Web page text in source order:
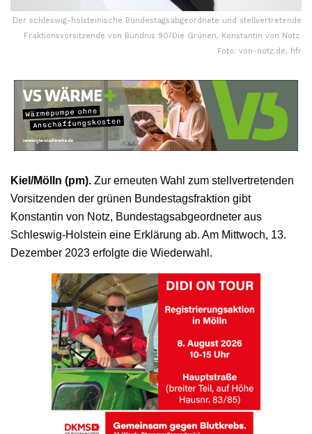
Der schleswig-holsteinische Bundestagsabgeordnete und stellvertretende
Fraktionsvorsitzende von Bündnis 90/Die Grünen, Konstantin von Notz.
Foto: von-notz.de, hfr
Kiel/Mölln (pm). Zur erneuten Wahl zum stellvertretenden
Vorsitzenden der grünen Bundestagsfraktion gibt
Konstantin von Notz, Bundestagsabgeordneter aus
Schleswig-Holstein eine Erklärung ab. Am Mittwoch, 13.
Dezember 2023 erfolgte die Wiederwahl.